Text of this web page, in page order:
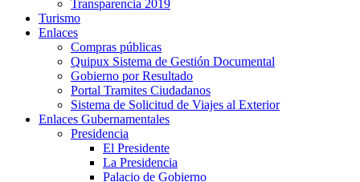
Transparencia 2019
Turismo
Enlaces
Compras públicas
Quipux Sistema de Gestión Documental
Gobierno por Resultado
Portal Tramites Ciudadanos
Sistema de Solicitud de Viajes al Exterior
Enlaces Gubernamentales
Presidencia
El Presidente
La Presidencia
Palacio de Gobierno